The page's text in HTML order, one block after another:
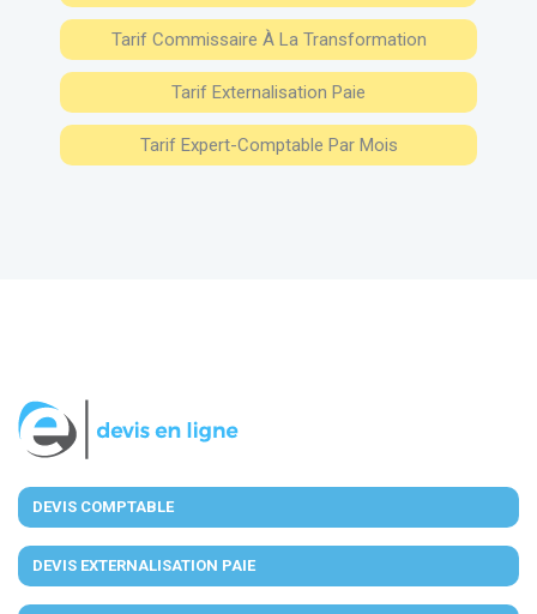
Tarif Commissaire À La Transformation
Tarif Externalisation Paie
Tarif Expert-Comptable Par Mois
DEVIS COMPTABLE
DEVIS EXTERNALISATION PAIE